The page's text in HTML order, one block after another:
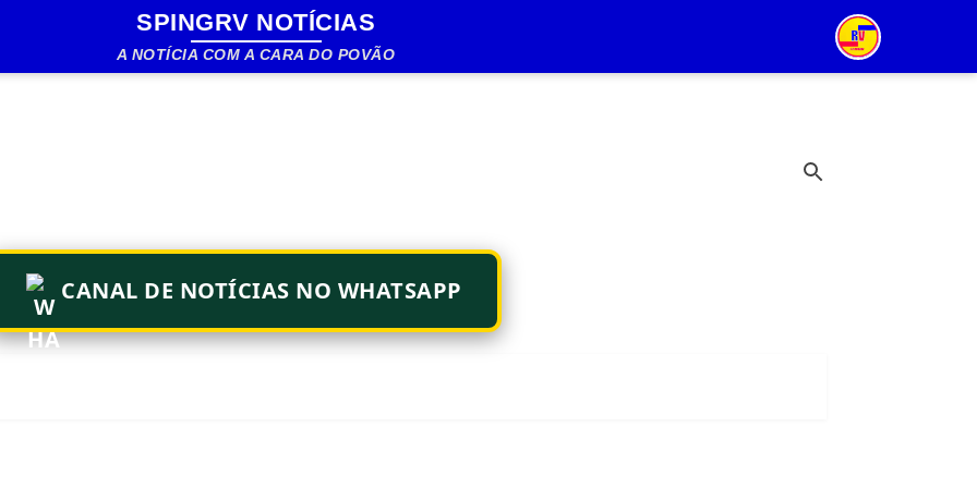
Pular para o conteúdo principal
SPINGRV NOTÍCIAS
A NOTÍCIA COM A CARA DO POVÃO
CANAL DE NOTÍCIAS NO WHATSAPP